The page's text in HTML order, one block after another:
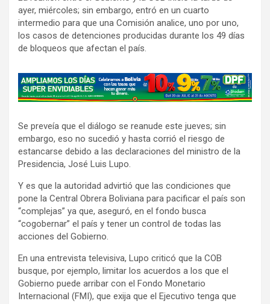
ayer, miércoles; sin embargo, entró en un cuarto
intermedio para que una Comisión analice, uno por uno,
los casos de detenciones producidas durante los 49 días
de bloqueos que afectan el país.
A
d
e
r
t
s
e
m
e
n
t
:
Se preveía que el diálogo se reanude este jueves; sin
embargo, eso no sucedió y hasta corrió el riesgo de
estancarse debido a las declaraciones del ministro de la
Presidencia, José Luis Lupo.
Y es que la autoridad advirtió que las condiciones que
pone la Central Obrera Boliviana para pacificar el país son
“complejas” ya que, aseguró, en el fondo busca
“cogobernar” el país y tener un control de todas las
acciones del Gobierno.
En una entrevista televisiva, Lupo criticó que la COB
busque, por ejemplo, limitar los acuerdos a los que el
Gobierno puede arribar con el Fondo Monetario
Internacional (FMI), que exija que el Ejecutivo tenga que